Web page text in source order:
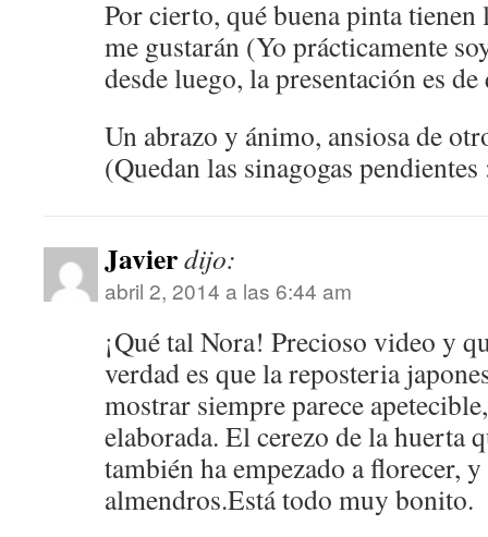
Por cierto, qué buena pinta tienen
me gustarán (Yo prácticamente
desde luego, la presentación es
Un abrazo y ánimo, ansiosa de
(Quedan las sinagogas pendientes
Javierdijo:
abril 2, 2014 a las 6:44 am
¡Qué tal Nora! Precioso video y
verdad es que la reposteria
mostrar siempre parece
elaborada. El cerezo de la huerta
también ha empezado a florecer,
almendros.Está todo muy bonito.